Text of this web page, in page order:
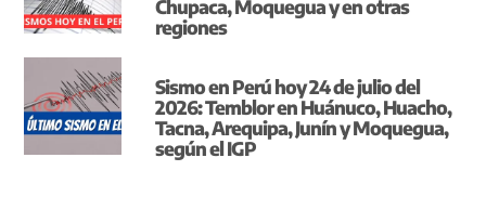
Chupaca, Moquegua y en otras
regiones
Sismo en Perú hoy 24 de julio del
2026: Temblor en Huánuco, Huacho,
Tacna, Arequipa, Junín y Moquegua,
según el IGP